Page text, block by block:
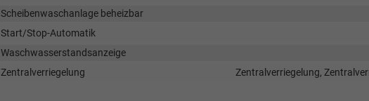
Scheibenwaschanlage beheizbar
Start/Stop-Automatik
Waschwasserstandsanzeige
Zentralverriegelung
Zentralverriegelung,